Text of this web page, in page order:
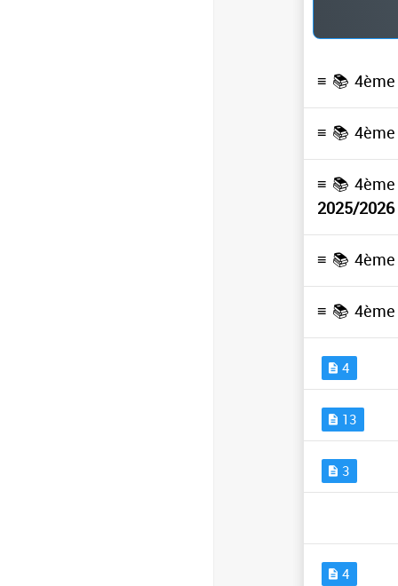
≡ 📚
≡ 📚
≡ 📚
2025/2026
≡ 📚
≡ 📚
4
13
3
4